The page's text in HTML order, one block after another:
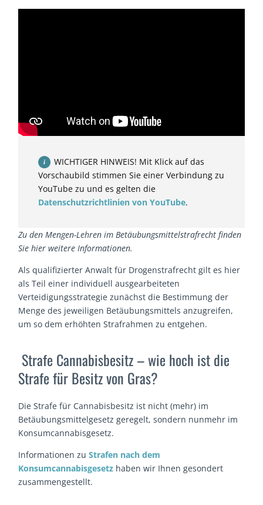
WICHTIGER HINWEIS! Mit Klick auf das
Vorschaubild stimmen Sie einer Verbindung zu
YouTube zu und es gelten die
Datenschutzrichtlinien von YouTube.
Zu den Mengen-Lehren im Betäubungsmittelstrafrecht finden
Sie hier weitere Informationen.
Als qualifizierter Anwalt für Drogenstrafrecht gilt es hier
als Teil einer individuell ausgearbeiteten
Verteidigungsstrategie zunächst die Bestimmung der
Menge des jeweiligen Betäubungsmittels anzugreifen,
um so dem erhöhten Strafrahmen zu entgehen.
Strafe Cannabisbesitz – wie hoch ist die
Strafe für Besitz von Gras?
Die Strafe für Cannabisbesitz ist nicht (mehr) im
Betäubungsmittelgesetz geregelt, sondern nunmehr im
Konsumcannabisgesetz.
Informationen zuStrafen nach dem
Konsumcannabisgesetz haben wir Ihnen gesondert
zusammengestellt.